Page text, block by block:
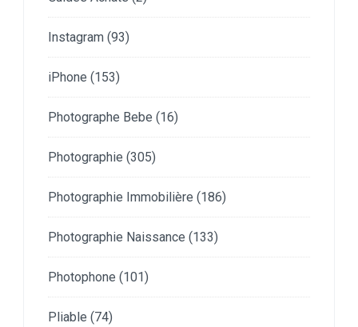
Instagram (93)
iPhone (153)
Photographe Bebe (16)
Photographie (305)
Photographie Immobilière (186)
Photographie Naissance (133)
Photophone (101)
Pliable (74)